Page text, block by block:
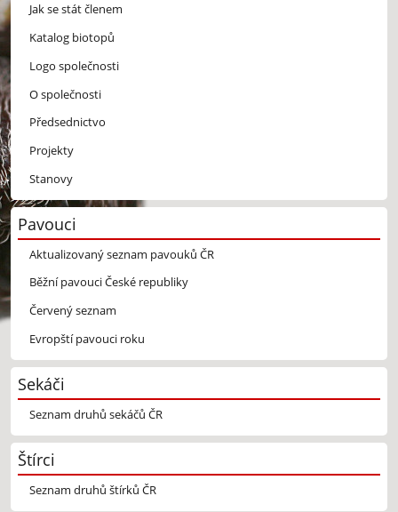
Jak se stát členem
Katalog biotopů
Logo společnosti
O společnosti
Předsednictvo
Projekty
Stanovy
Pavouci
Aktualizovaný seznam pavouků ČR
Běžní pavouci České republiky
Červený seznam
Evropští pavouci roku
Sekáči
Seznam druhů sekáčů ČR
Štírci
Seznam druhů štírků ČR